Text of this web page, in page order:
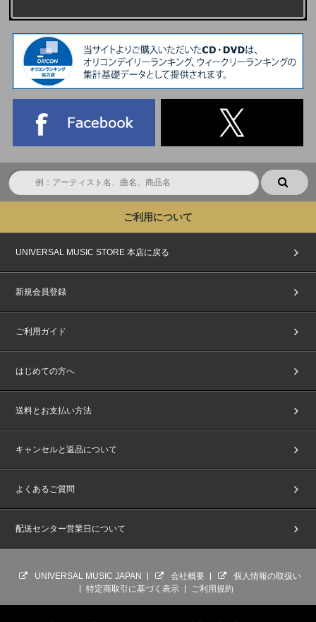
ご利用について
UNIVERSAL MUSIC STORE 本店に戻る
新規会員登録
ご利用ガイド
はじめての方へ
送料とお支払い方法
キャンセルと返品について
よくあるご質問
配送センター営業日について
UNIVERSAL MUSIC JAPAN 会社概要
個人情報の取扱い
特定商取引に基づく表示
ご利用規約